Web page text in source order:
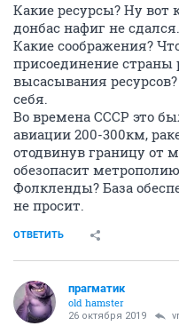
Какие ресурсы? Ну вот
донбас нафиг не сдался.
Какие соображения?
присоединение страны
высасывания
себя.
Во времена СССР это
авиации 200-300км,
отодвинув границу от
обезопасит
Фолкленды? База
не просит.
ОТВЕТИТЬ
прагматик
old hamster
26 октября 2019